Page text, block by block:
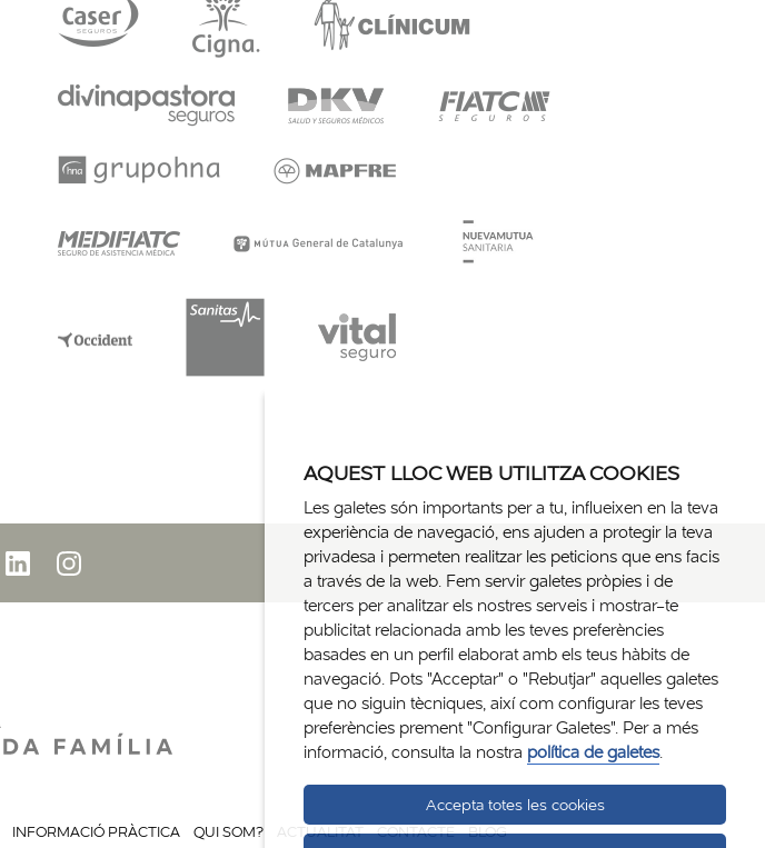
INFORMACIÓ PRÀCTICA QUI SOM? ACTUALITAT CONTACTE BLOG
AQUEST LLOC WEB UTILITZA COOKIES
Les galetes són importants per a tu, influeixen en la teva
experiència de navegació, ens ajuden a protegir la teva
privadesa i permeten realitzar les peticions que ens facis
a través de la web. Fem servir galetes pròpies i de
tercers per analitzar els nostres serveis i mostrar-te
publicitat relacionada amb les teves preferències
basades en un perfil elaborat amb els teus hàbits de
navegació. Pots "Acceptar" o "Rebutjar" aquelles galetes
que no siguin tècniques, així com configurar les teves
preferències prement "Configurar Galetes". Per a més
informació, consulta la nostra política de galetes.
Accepta totes les cookies